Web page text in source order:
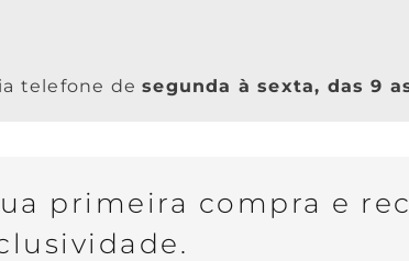
telefone desegunda à sexta, das 9
primeira compra e